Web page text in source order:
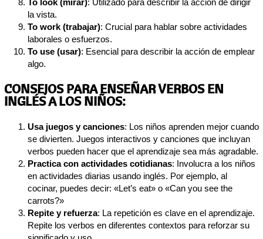
To look (mirar): Utilizado para describir la acción de dirigir
la vista.
To work (trabajar): Crucial para hablar sobre actividades
laborales o esfuerzos.
To use (usar): Esencial para describir la acción de emplear
algo.
CONSEJOS PARA ENSEÑAR VERBOS EN
INGLÉS A LOS NIÑOS:
Usa juegos y canciones: Los niños aprenden mejor cuando
se divierten. Juegos interactivos y canciones que incluyan
verbos pueden hacer que el aprendizaje sea más agradable.
Practica con actividades cotidianas: Involucra a los niños
en actividades diarias usando inglés. Por ejemplo, al
cocinar, puedes decir: «Let’s eat» o «Can you see the
carrots?»
Repite y refuerza: La repetición es clave en el aprendizaje.
Repite los verbos en diferentes contextos para reforzar su